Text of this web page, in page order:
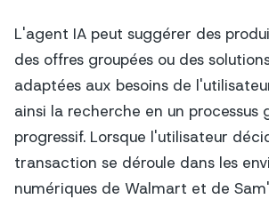
L'agent IA peut suggérer des
des offres groupées ou des
adaptées aux besoins de
ainsi la recherche en un processus
progressif. Lorsque l'utilisateur
transaction se déroule dans les
numériques de Walmart et de